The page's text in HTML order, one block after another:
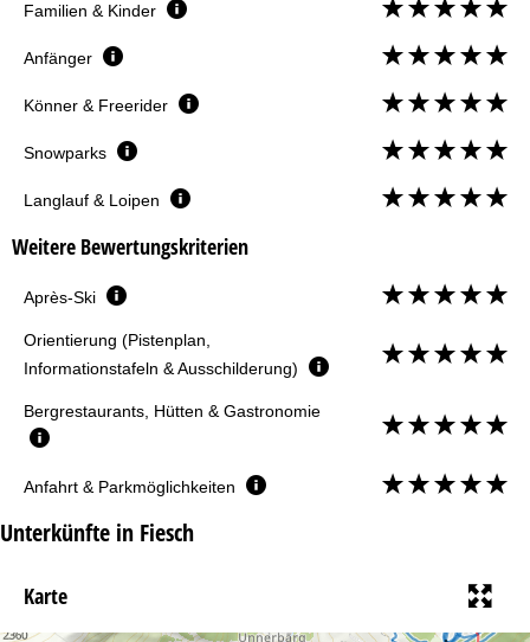
Familien & Kinder
Anfänger
Könner & Freerider
Snowparks
Langlauf & Loipen
Weitere Bewertungskriterien
Après-Ski
Orientierung (Pistenplan,
Informationstafeln & Ausschilderung)
Bergrestaurants, Hütten & Gastronomie
Anfahrt & Parkmöglichkeiten
Unterkünfte in Fiesch
Karte